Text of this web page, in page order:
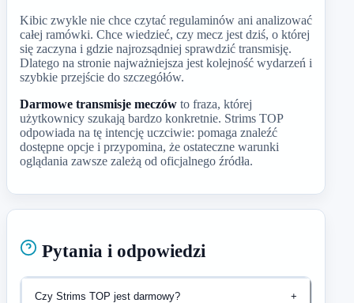
Kibic zwykle nie chce czytać regulaminów ani analizować
całej ramówki. Chce wiedzieć, czy mecz jest dziś, o której
się zaczyna i gdzie najrozsądniej sprawdzić transmisję.
Dlatego na stronie najważniejsza jest kolejność wydarzeń i
szybkie przejście do szczegółów.
Darmowe transmisje meczów to fraza, której
użytkownicy szukają bardzo konkretnie. Strims TOP
odpowiada na tę intencję uczciwie: pomaga znaleźć
dostępne opcje i przypomina, że ostateczne warunki
oglądania zawsze zależą od oficjalnego źródła.
Pytania i odpowiedzi
Czy Strims TOP jest darmowy? +